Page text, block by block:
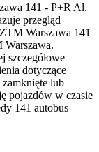
141 - P+R Al.
przegląd
Warszawa 141
Warszawa.
szczegółowe
dotyczące
lub
pojazdów w czasie
141 autobus